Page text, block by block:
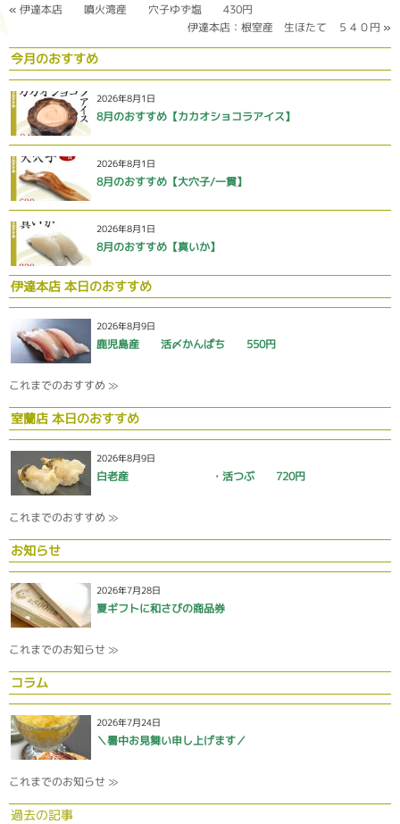
« 伊達本店 噴火湾産 穴子ゆず塩 430円
伊達本店：根室産 生ほたて ５４０円 »
今月のおすすめ
2026年8月1日
8月のおすすめ【カカオショコラアイス】
2026年8月1日
8月のおすすめ【大穴子/一貫】
2026年8月1日
8月のおすすめ【真いか】
伊達本店 本日のおすすめ
2026年8月9日
鹿児島産 活〆かんぱち 550円
これまでのおすすめ ≫
室蘭店 本日のおすすめ
2026年8月9日
白老産 ・活つぶ 720円
これまでのおすすめ ≫
お知らせ
2026年7月28日
夏ギフトに和さびの商品券
これまでのお知らせ ≫
コラム
2026年7月24日
＼暑中お見舞い申し上げます／
これまでのお知らせ ≫
過去の記事